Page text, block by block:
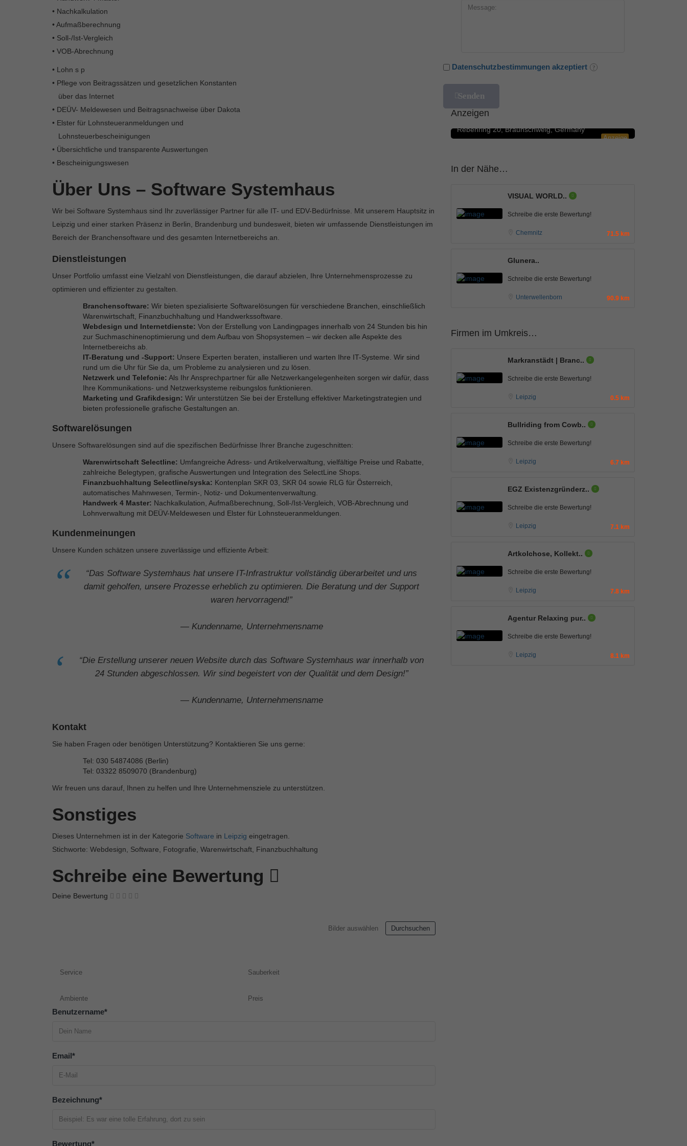
• Nachkalkulation
• Aufmaßberechnung
• Soll-/Ist-Vergleich
• VOB-Abrechnung
• Lohn s p
• Pflege von Beitragssätzen und gesetzlichen Konstanten
über das Internet
• DEÜV- Meldewesen und Beitragsnachweise über Dakota
• Elster für Lohnsteueranmeldungen und
Lohnsteuerbescheinigungen
• Übersichtliche und transparente Auswertungen
• Bescheinigungswesen
Über Uns – Software Systemhaus
Wir bei Software Systemhaus sind Ihr zuverlässiger Partner für alle IT- und EDV-Bedürfnisse. Mit unserem Hauptsitz in
Leipzig und einer starken Präsenz in Berlin, Brandenburg und bundesweit, bieten wir umfassende Dienstleistungen im
Bereich der Branchensoftware und des gesamten Internetbereichs an.
Dienstleistungen
Unser Portfolio umfasst eine Vielzahl von Dienstleistungen, die darauf abzielen, Ihre Unternehmensprozesse zu
optimieren und effizienter zu gestalten.
Branchensoftware: Wir bieten spezialisierte Softwarelösungen für verschiedene Branchen, einschließlich
Warenwirtschaft, Finanzbuchhaltung und Handwerkssoftware.
Webdesign und Internetdienste: Von der Erstellung von Landingpages innerhalb von 24 Stunden bis hin
zur Suchmaschinenoptimierung und dem Aufbau von Shopsystemen – wir decken alle Aspekte des
Internetbereichs ab.
IT-Beratung und -Support: Unsere Experten beraten, installieren und warten Ihre IT-Systeme. Wir sind
rund um die Uhr für Sie da, um Probleme zu analysieren und zu lösen.
Netzwerk und Telefonie: Als Ihr Ansprechpartner für alle Netzwerkangelegenheiten sorgen wir dafür, dass
Ihre Kommunikations- und Netzwerksysteme reibungslos funktionieren.
Marketing und Grafikdesign: Wir unterstützen Sie bei der Erstellung effektiver Marketingstrategien und
bieten professionelle grafische Gestaltungen an.
Softwarelösungen
Unsere Softwarelösungen sind auf die spezifischen Bedürfnisse Ihrer Branche zugeschnitten:
Warenwirtschaft Selectline: Umfangreiche Adress- und Artikelverwaltung, vielfältige Preise und Rabatte,
zahlreiche Belegtypen, grafische Auswertungen und Integration des SelectLine Shops.
Finanzbuchhaltung Selectline/syska: Kontenplan SKR 03, SKR 04 sowie RLG für Österreich,
automatisches Mahnwesen, Termin-, Notiz- und Dokumentenverwaltung.
Handwerk 4 Master: Nachkalkulation, Aufmaßberechnung, Soll-/Ist-Vergleich, VOB-Abrechnung und
Lohnverwaltung mit DEÜV-Meldewesen und Elster für Lohnsteueranmeldungen.
Kundenmeinungen
Unsere Kunden schätzen unsere zuverlässige und effiziente Arbeit:
“Das Software Systemhaus hat unsere IT-Infrastruktur vollständig überarbeitet und uns
damit geholfen, unsere Prozesse erheblich zu optimieren. Die Beratung und der Support
waren hervorragend!”
— Kundenname, Unternehmensname
“Die Erstellung unserer neuen Website durch das Software Systemhaus war innerhalb von
24 Stunden abgeschlossen. Wir sind begeistert von der Qualität und dem Design!”
— Kundenname, Unternehmensname
Kontakt
Sie haben Fragen oder benötigen Unterstützung? Kontaktieren Sie uns gerne:
Tel: 030 54874086 (Berlin)
Tel: 03322 8509070 (Brandenburg)
Wir freuen uns darauf, Ihnen zu helfen und Ihre Unternehmensziele zu unterstützen.
Sonstiges
Dieses Unternehmen ist in der Kategorie Software in Leipzig eingetragen.
Stichworte: Webdesign, Software, Fotografie, Warenwirtschaft, Finanzbuchhaltung
Schreibe eine Bewertung
Deine Bewertung
Bilder auswählen Durchsuchen
Service Sauberkeit
Ambiente Preis
Benutzername*
Email*
Bezeichnung*
Bewertung*
Datenschutzbestimmungen akzeptiert
Anzeigen
Anzeige
Blumengeschäfte
Rosenbote.de – Blumenversand für Blumen
Rebenring 20, Braunschweig, Germany
In der Nähe…
VISUAL WORLD..
Schreibe die erste Bewertung!
Chemnitz 71.5 km
Glunera..
Schreibe die erste Bewertung!
Unterwellenborn 90.9 km
Firmen im Umkreis…
Markranstädt | Branc..
Schreibe die erste Bewertung!
Leipzig 0.5 km
Bullriding from Cowb..
Schreibe die erste Bewertung!
Leipzig 6.7 km
EGZ Existenzgründerz..
Schreibe die erste Bewertung!
Leipzig 7.1 km
Artkolchose, Kollekt..
Schreibe die erste Bewertung!
Leipzig 7.8 km
Agentur Relaxing pur..
Schreibe die erste Bewertung!
Leipzig 8.1 km